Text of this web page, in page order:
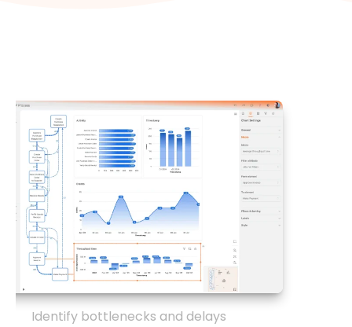
Identify bottlenecks and delays